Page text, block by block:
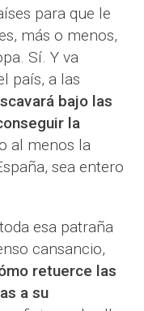
para que le
más o menos,
Sí. Y va
país, a las
bajo las
la
al menos la
sea entero
esa patraña
cansancio,
retuerce las
a su